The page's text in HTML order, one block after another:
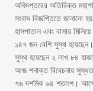
অধিদপ্তরের অতিরিক্ত
সংবাদ বিজ্ঞপ্তিতে জানানো
হাসপাতাল এবং বাসায়
১৪৭ জন বেশি সুস্থ
সুস্থ হয়েছেন ২ লাখ ৮৪
আজ শনাক্ত বিবেচনায়
৭৬ দশমিক ৬৪ শতাংশ।